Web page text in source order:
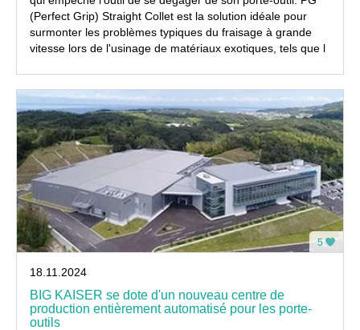
(Perfect Grip) Straight Collet est la solution idéale pour
surmonter les problèmes typiques du fraisage à grande
vitesse lors de l'usinage de matériaux exotiques, tels que l
5
18.11.2024
BIG KAISER se dote d'un nouveau centre de
production entièrement automatisé pour les porte-
outils